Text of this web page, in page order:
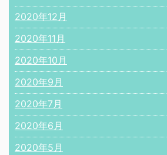
2020年12月
2020年11月
2020年10月
2020年9月
2020年7月
2020年6月
2020年5月